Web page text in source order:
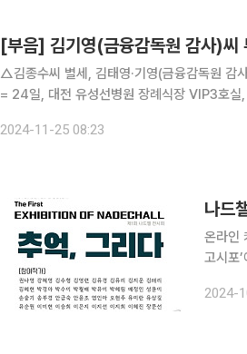
[부음] 김기영(금융감독원 감사)씨
△김종수씨 별세, 김태영·기영(금융감독원 감
= 24일, 대전 유성선병원 장례식장 VIP3
2024-11-25 08:23
나드
온라인
고시포
질감과
2024-